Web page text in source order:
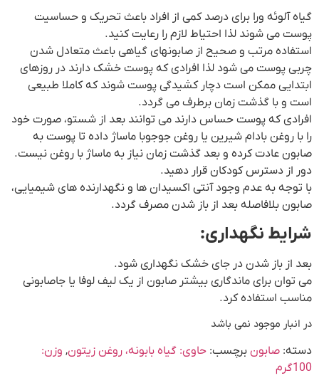
گیاه آلوئه ورا برای درصد کمی از افراد باعث تحریک و حساسیت
پوست می شوند لذا احتیاط لازم را رعایت کنید.
استفاده مرتب و صحیح از صابونهای گیاهی باعث متعادل شدن
چربی پوست می شود لذا افرادی که پوست خشک دارند در روزهای
ابتدایی ممکن است دچار کشیدگی پوست شوند که کاملا طبیعی
است و با گذشت زمان برطرف می گردد.
افرادی که پوست حساس دارند می توانند بعد از شستو، صورت خود
را با روغن بادام شیرین یا روغن جوجوبا ماساژ داده تا پوست به
صابون عادت کرده و بعد گذشت زمان نیاز به ماساژ با روغن نیست.
دور از دسترس کودکان قرار دهید.
با توجه به عدم وجود آنتی اکسیدان ها و نگهدارنده های شیمیایی،
صابون بلافاصله بعد از باز شدن مصرف گردد.
شرایط نگهداری:
بعد از باز شدن در جای خشک نگهداری شود.
می توان برای ماندگاری بیشتر صابون از یک لیف لوفا یا جاصابونی
مناسب استفاده کرد.
در انبار موجود نمی باشد
دسته: صابون برچسب: حاوی: گیاه بابونه، روغن زیتون, وزن:
100گرم